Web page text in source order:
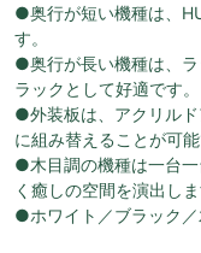
●奥行が短い機種は、
す。
●奥行が長い機種は、
ラックとして好適です。
●外装板は、アクリル
に組み替えることが可能
●木目調の機種は一台
く癒しの空間を演出しま
●ホワイト／ブラック／